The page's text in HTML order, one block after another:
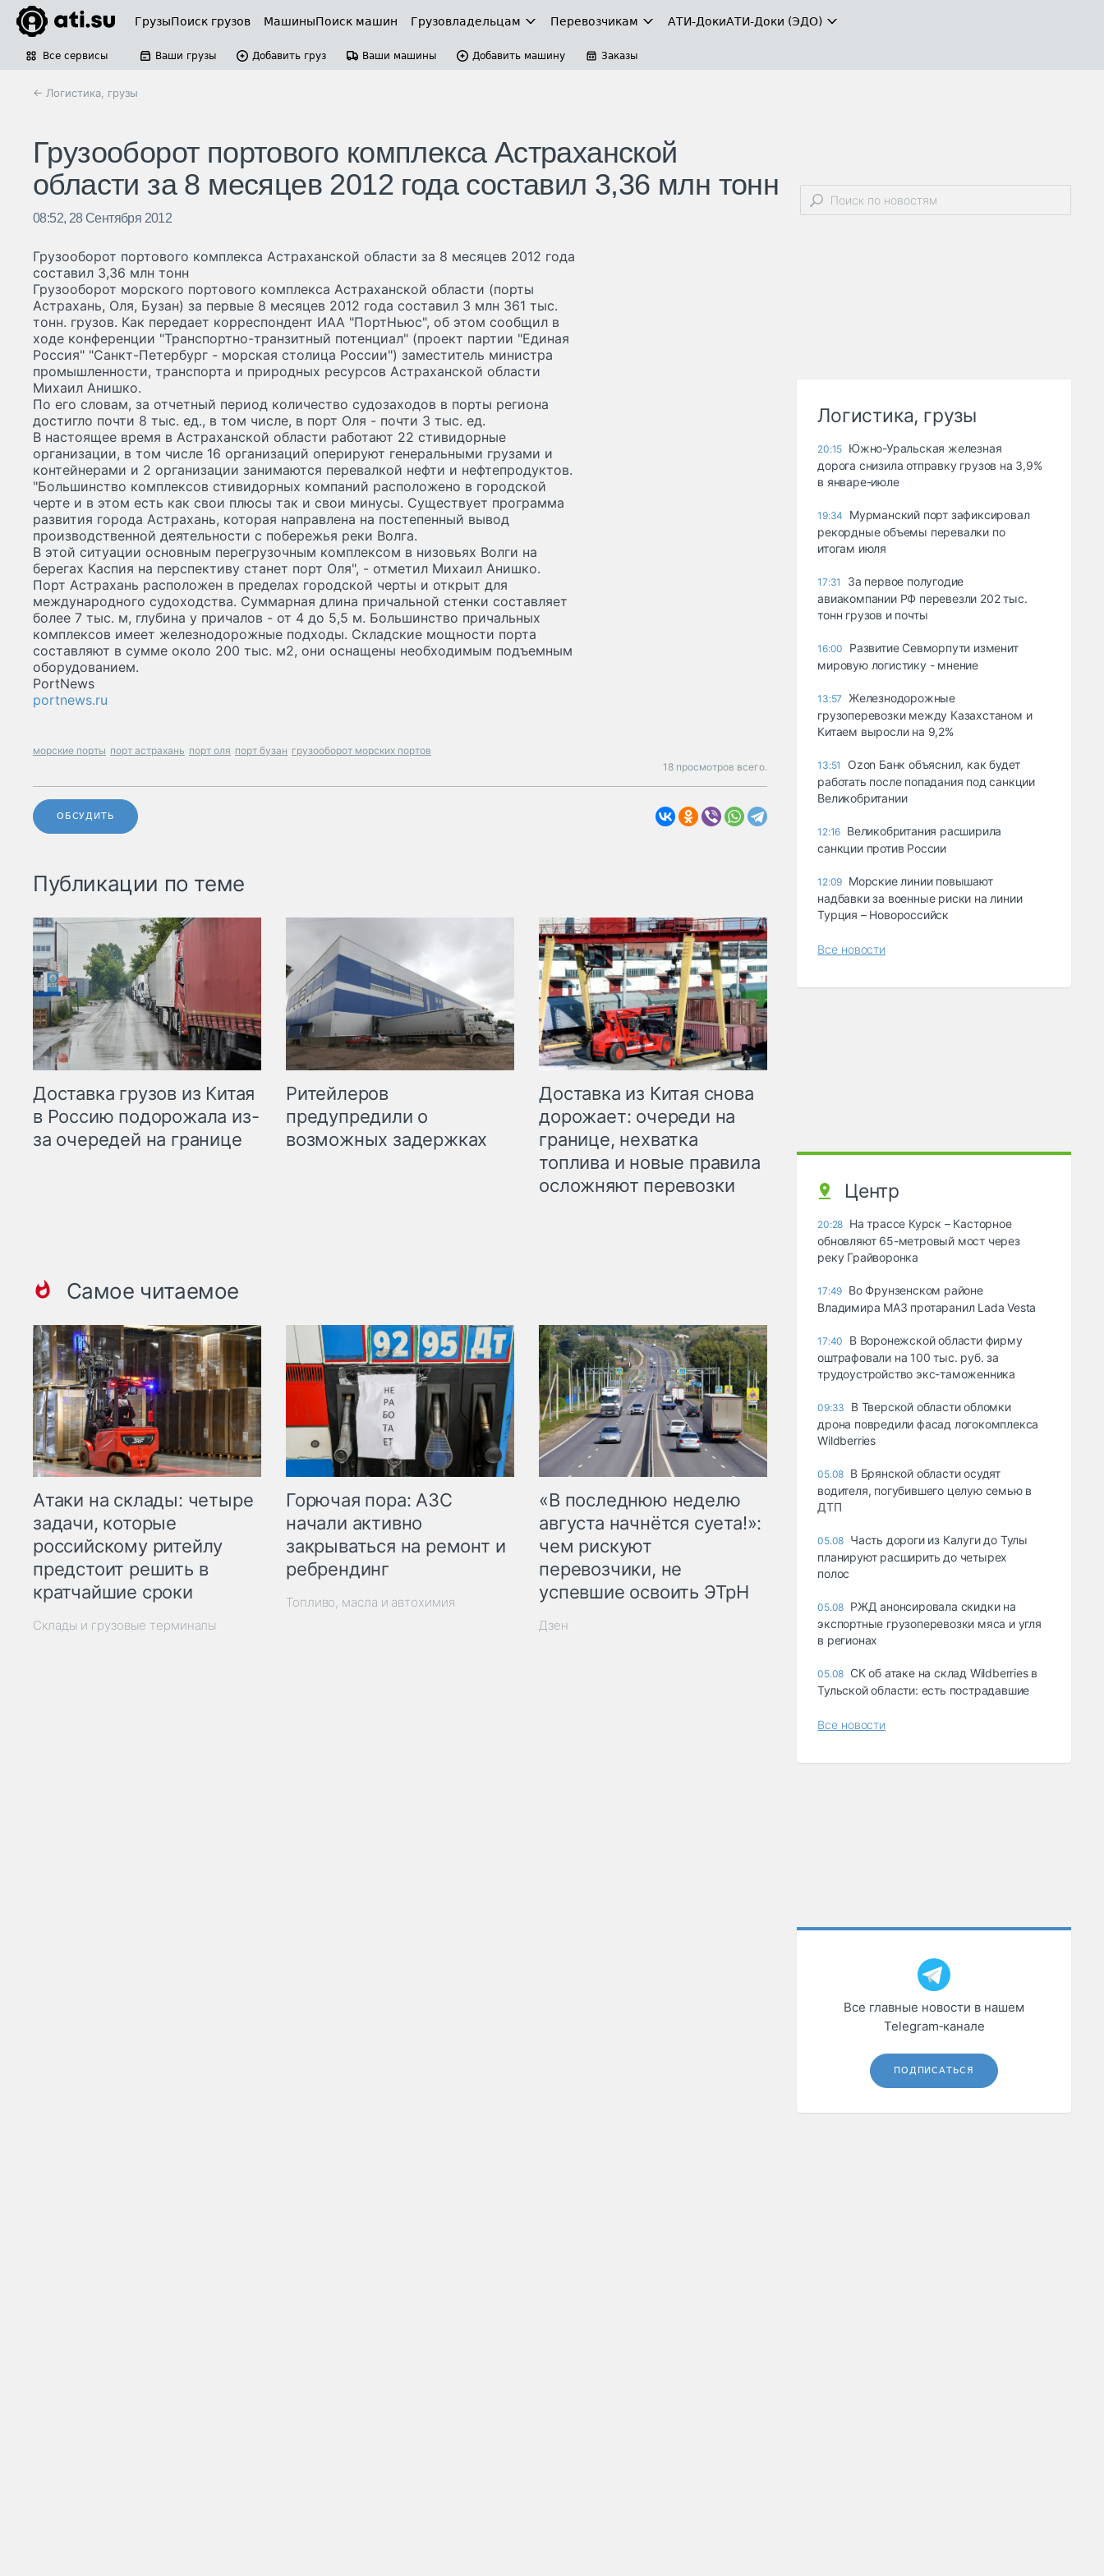
ГрузыПоиск грузов МашиныПоиск машин Грузовладельцам Перевозчикам АТИ-ДокиАТИ-Доки (ЭДО)
Все сервисы Ваши грузы Добавить груз Ваши машины Добавить машину Заказы
← Логистика, грузы
Грузооборот портового комплекса Астраханской
области за 8 месяцев 2012 года составил 3,36 млн тонн
08:52, 28 Сентября 2012
Грузооборот портового комплекса Астраханской области за 8 месяцев 2012 года
составил 3,36 млн тонн
Грузооборот морского портового комплекса Астраханской области (порты
Астрахань, Оля, Бузан) за первые 8 месяцев 2012 года составил 3 млн 361 тыс.
тонн. грузов. Как передает корреспондент ИАА "ПортНьюс", об этом сообщил в
ходе конференции "Транспортно-транзитный потенциал" (проект партии "Единая
Россия" "Санкт-Петербург - морская столица России") заместитель министра
промышленности, транспорта и природных ресурсов Астраханской области
Михаил Анишко.
По его словам, за отчетный период количество судозаходов в порты региона
достигло почти 8 тыс. ед., в том числе, в порт Оля - почти 3 тыс. ед.
В настоящее время в Астраханской области работают 22 стивидорные
организации, в том числе 16 организаций оперируют генеральными грузами и
контейнерами и 2 организации занимаются перевалкой нефти и нефтепродуктов.
"Большинство комплексов стивидорных компаний расположено в городской
черте и в этом есть как свои плюсы так и свои минусы. Существует программа
развития города Астрахань, которая направлена на постепенный вывод
производственной деятельности с побережья реки Волга.
В этой ситуации основным перегрузочным комплексом в низовьях Волги на
берегах Каспия на перспективу станет порт Оля", - отметил Михаил Анишко.
Порт Астрахань расположен в пределах городской черты и открыт для
международного судоходства. Суммарная длина причальной стенки составляет
более 7 тыс. м, глубина у причалов - от 4 до 5,5 м. Большинство причальных
комплексов имеет железнодорожные подходы. Складские мощности порта
составляют в сумме около 200 тыс. м2, они оснащены необходимым подъемным
оборудованием.
PortNews
portnews.ru
морские порты порт астрахань порт оля порт бузан грузооборот морских портов
18 просмотров всего.
ОБСУДИТЬ
Публикации по теме
Доставка грузов из Китая
в Россию подорожала из-
за очередей на границе
Ритейлеров
предупредили о
возможных задержках
Доставка из Китая снова
дорожает: очереди на
границе, нехватка
топлива и новые правила
осложняют перевозки
Самое читаемое
Атаки на склады: четыре
задачи, которые
российскому ритейлу
предстоит решить в
кратчайшие сроки
Склады и грузовые терминалы
Горючая пора: АЗС
начали активно
закрываться на ремонт и
ребрендинг
Топливо, масла и автохимия
«В последнюю неделю
августа начнётся суета!»:
чем рискуют
перевозчики, не
успевшие освоить ЭТрН
Дзен
Логистика, грузы
20:15 Южно-Уральская железная
дорога снизила отправку грузов на 3,9%
в январе-июле
19:34
Мурманский порт зафиксировал
рекордные объемы перевалки по
итогам июля
17:31
За первое полугодие
авиакомпании РФ перевезли 202 тыс.
тонн грузов и почты
16:00
Развитие Севморпути изменит
мировую логистику - мнение
13:57
Железнодорожные
грузоперевозки между Казахстаном и
Китаем выросли на 9,2%
13:51
Ozon Банк объяснил, как будет
работать после попадания под санкции
Великобритании
12:16 Великобритания расширила
санкции против России
12:09 Морские линии повышают
надбавки за военные риски на линии
Турция – Новороссийск
Все новости
Центр
20:28 На трассе Курск – Касторное
обновляют 65-метровый мост через
реку Грайворонка
17:49 Во Фрунзенском районе
Владимира МАЗ протаранил Lada Vesta
17:40
В Воронежской области фирму
оштрафовали на 100 тыс. руб. за
трудоустройство экс-таможенника
09:33
В Тверской области обломки
дрона повредили фасад логокомплекса
Wildberries
05.08 В Брянской области осудят
водителя, погубившего целую семью в
ДТП
05.08 Часть дороги из Калуги до Тулы
планируют расширить до четырех
полос
05.08 РЖД анонсировала скидки на
экспортные грузоперевозки мяса и угля
в регионах
05.08 СК об атаке на склад Wildberries в
Тульской области: есть пострадавшие
Все новости
Все главные новости в нашем
Telegram‑канале
ПОДПИСАТЬСЯ